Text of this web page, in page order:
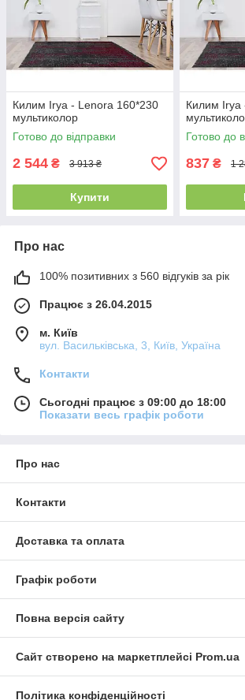
Килим Irya - Lenora 160*230
мультиколор
Готово до відправки
2 544 ₴ 3 913 ₴
Купити
Килим Irya
Готово до
837 ₴ 1
Про нас
100% позитивних з 560 відгуків за рік
Працює з 26.04.2015
м. Київ
вул. Васильківська, 3, Київ, Україна
Контакти
Сьогодні працює з 09:00 до 18:00
Показати весь графік роботи
Про нас
Контакти
Доставка та оплата
Графік роботи
Повна версія сайту
Сайт створено на маркетплейсі Prom.ua
Політика конфіденційності